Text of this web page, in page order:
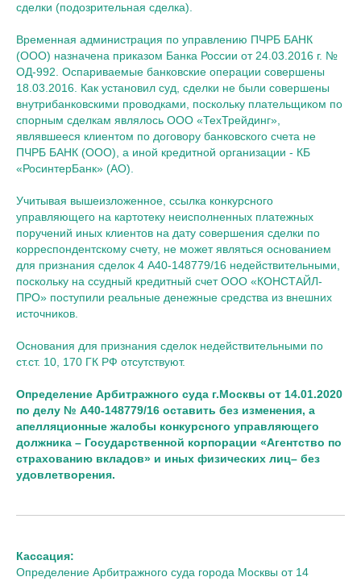
сделки (подозрительная сделка).
Временная администрация по управлению ПЧРБ БАНК
(ООО) назначена приказом Банка России от 24.03.2016 г. №
ОД-992. Оспариваемые банковские операции совершены
18.03.2016. Как установил суд, сделки не были совершены
внутрибанковскими проводками, поскольку плательщиком по
спорным сделкам являлось ООО «ТехТрейдинг»,
являвшееся клиентом по договору банковского счета не
ПЧРБ БАНК (ООО), а иной кредитной организации - КБ
«РосинтерБанк» (АО).
Учитывая вышеизложенное, ссылка конкурсного
управляющего на картотеку неисполненных платежных
поручений иных клиентов на дату совершения сделки по
корреспондентскому счету, не может являться основанием
для признания сделок 4 А40-148779/16 недействительными,
поскольку на ссудный кредитный счет ООО «КОНСТАЙЛ-
ПРО» поступили реальные денежные средства из внешних
источников.
Основания для признания сделок недействительными по
ст.ст. 10, 170 ГК РФ отсутствуют.
Определение Арбитражного суда г.Москвы от 14.01.2020
по делу № А40-148779/16 оставить без изменения, а
апелляционные жалобы конкурсного управляющего
должника – Государственной корпорации «Агентство по
страхованию вкладов» и иных физических лиц– без
удовлетворения.
Кассация:
Определение Арбитражного суда города Москвы от 14